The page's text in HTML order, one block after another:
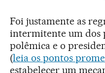
Foi justamente as
intermitente um dos
polêmica e o
(leia os pontos
estabelecer um